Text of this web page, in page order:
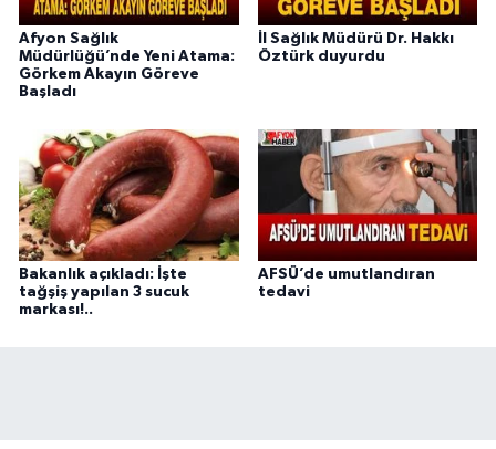
Afyon Sağlık
Müdürlüğü’nde Yeni Atama:
Görkem Akayın Göreve
Başladı
İl Sağlık Müdürü Dr. Hakkı
Öztürk duyurdu
Bakanlık açıkladı: İşte
tağşiş yapılan 3 sucuk
markası!..
AFSÜ’de umutlandıran
tedavi